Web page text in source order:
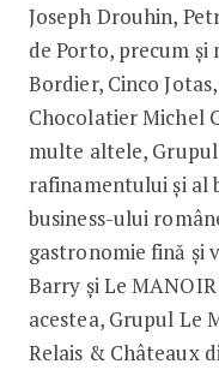
Joseph Drouhin,
de Porto, precum și
Bordier, Cinco
Chocolatier Michel
multe altele,
rafinamentului și al
business-ului
gastronomie fină și
Barry și Le
acestea, Grupul Le
Relais & Châteaux